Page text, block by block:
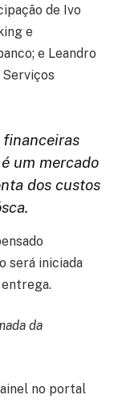
de Ivo
e
e Leandro
financeiras
um mercado
dos custos
será iniciada
da
no portal